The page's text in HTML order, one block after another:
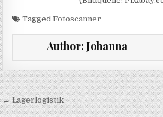
TaggedFotoscanner
Author: Johanna
Beitragsnavigation
← Lagerlogistik